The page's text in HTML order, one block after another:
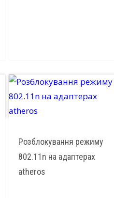
Розблокування режиму
802.11n на адаптерах
atheros